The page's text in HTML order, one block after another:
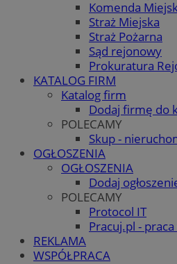
Komenda
Straż Miejska
Straż Pożarna
Sąd rejonowy
Prokuratura
KATALOG FIRM
Katalog firm
Dodaj firmę do
POLECAMY
Skup -
OGŁOSZENIA
OGŁOSZENIA
Dodaj
POLECAMY
Protocol IT
Pracuj.pl -
REKLAMA
WSPÓŁPRACA